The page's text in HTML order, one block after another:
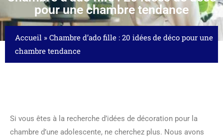
pour une chambre tendance
Accueil » Chambre d’ado fille : 20 idées de déco pour une
chambre tendance
Si vous êtes à la recherche d’idées de décoration pour la
chambre d’une adolescente, ne cherchez plus. Nous avons